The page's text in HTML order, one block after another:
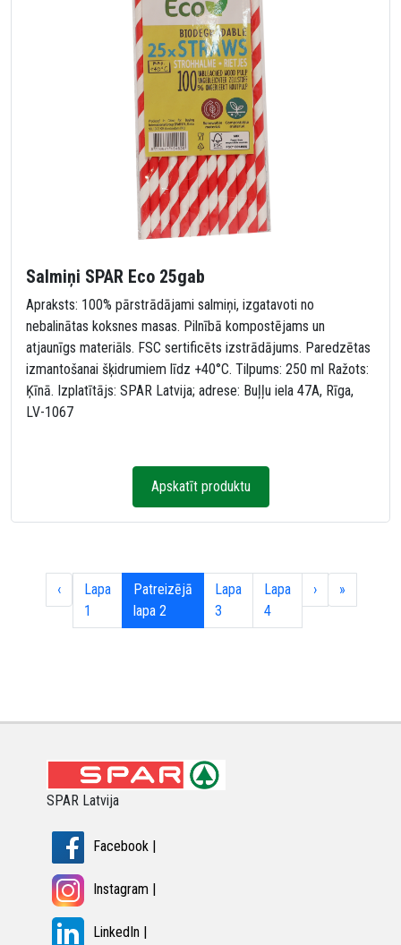
Salmiņi SPAR Eco 25gab
Apraksts: 100% pārstrādājami salmiņi, izgatavoti no
nebalinātas koksnes masas. Pilnībā kompostējams un
atjaunīgs materiāls. FSC sertificēts izstrādājums. Paredzētas
izmantošanai šķidrumiem līdz +40°C. Tilpums: 250 ml Ražots:
Ķīnā. Izplatītājs: SPAR Latvija; adrese: Buļļu iela 47A, Rīga,
LV-1067
Apskatīt produktu
‹
Lapa
1
Patreizējā
lapa 2
Lapa
3
Lapa
4
› »
SPAR Latvija
Facebook |
Instagram |
LinkedIn |